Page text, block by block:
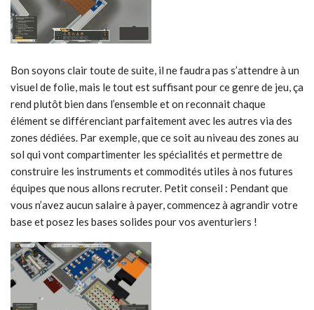
Bon soyons clair toute de suite, il ne faudra pas s’attendre à un
visuel de folie, mais le tout est suffisant pour ce genre de jeu, ça
rend plutôt bien dans l’ensemble et on reconnait chaque
élément se différenciant parfaitement avec les autres via des
zones dédiées. Par exemple, que ce soit au niveau des zones au
sol qui vont compartimenter les spécialités et permettre de
construire les instruments et commodités utiles à nos futures
équipes que nous allons recruter. Petit conseil : Pendant que
vous n’avez aucun salaire à payer, commencez à agrandir votre
base et posez les bases solides pour vos aventuriers !